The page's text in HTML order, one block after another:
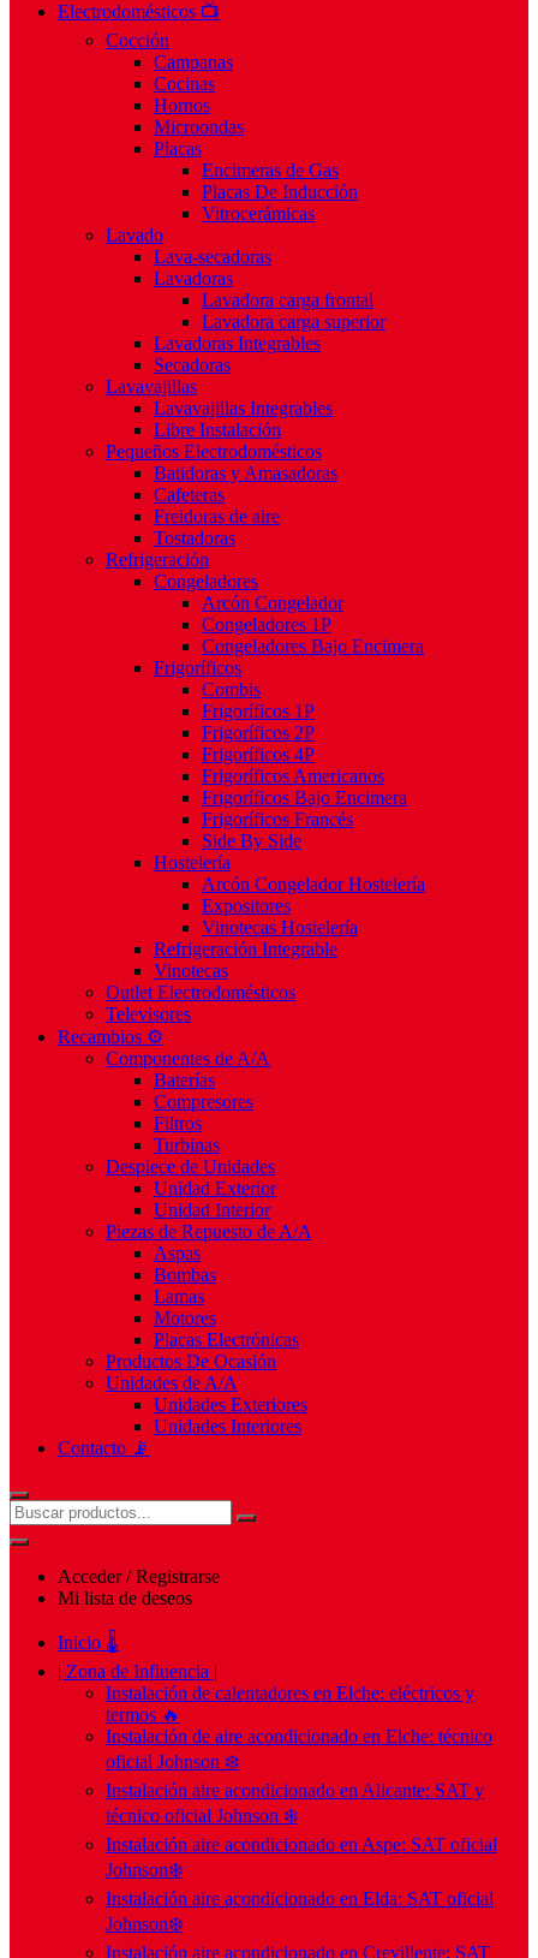
Electrodomésticos 📺
Cocción
Campanas
Cocinas
Hornos
Microondas
Placas
Encimeras de Gas
Placas De Inducción
Vitrocerámicas
Lavado
Lava-secadoras
Lavadoras
Lavadora carga frontal
Lavadora carga superior
Lavadoras Integrables
Secadoras
Lavavajillas
Lavavajillas Integrables
Libre Instalación
Pequeños Electrodomésticos
Batidoras y Amasadoras
Cafeteras
Freidoras de aire
Tostadoras
Refrigeración
Congeladores
Arcón Congelador
Congeladores 1P
Congeladores Bajo Encimera
Frigoríficos
Combis
Frigoríficos 1P
Frigoríficos 2P
Frigoríficos 4P
Frigoríficos Americanos
Frigoríficos Bajo Encimera
Frigoríficos Francés
Side By Side
Hostelería
Arcón Congelador Hostelería
Expositores
Vinotecas Hostelería
Refrigeración Integrable
Vinotecas
Outlet Electrodomésticos
Televisores
Recambios ⚙️
Componentes de A/A
Baterías
Compresores
Filtros
Turbinas
Despiece de Unidades
Unidad Exterior
Unidad Interior
Piezas de Repuesto de A/A
Aspas
Bombas
Lamas
Motores
Placas Electrónicas
Productos De Ocasión
Unidades de A/A
Unidades Exteriores
Unidades Interiores
Contacto 📡
Acceder / Registrarse
Mi lista de deseos
Inicio 🌡️
| Zona de Influencia |
Instalación de calentadores en Elche: eléctricos y
termos 🔥
Instalación de aire acondicionado en Elche: técnico
oficial Johnson ❄️
Instalación aire acondicionado en Alicante: SAT y
técnico oficial Johnson ❄️
Instalación aire acondicionado en Aspe: SAT oficial
Johnson❄️
Instalación aire acondicionado en Elda: SAT oficial
Johnson❄️
Instalación aire acondicionado en Crevillente: SAT